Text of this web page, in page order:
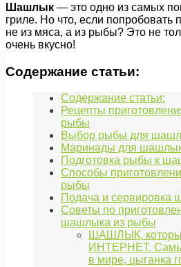
Шашлык — это одно из самых
гриле. Но что, если попробовать
не из мяса, а из рыбы? Это не
очень вкусно!
Содержание статьи:
Содержание статьи:
Рецепты
рыбы
Выбор рыбы для
Маринады для
Подготовка рыбы к
Способы
рыбы
Подача и сервировка
Советы по
шашлыка из рыбы
ШАШЛЫК,
ИНТЕРНЕТ.
в мире, цыганка